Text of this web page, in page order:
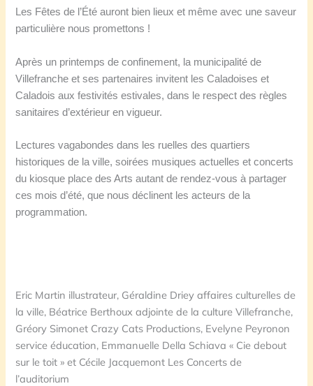
Les Fêtes de l’Été auront bien lieux et même avec une saveur
particulière nous promettons !
Après un printemps de confinement, la municipalité de
Villefranche et ses partenaires invitent les Caladoises et
Caladois aux festivités estivales, dans le respect des règles
sanitaires d’extérieur en vigueur.
Lectures vagabondes dans les ruelles des quartiers
historiques de la ville, soirées musiques actuelles et concerts
du kiosque place des Arts autant de rendez-vous à partager
ces mois d’été, que nous déclinent les acteurs de la
programmation.
Eric Martin illustrateur, Géraldine Driey affaires culturelles de
la ville, Béatrice Berthoux adjointe de la culture Villefranche,
Gréory Simonet Crazy Cats Productions, Evelyne Peyronon
service éducation, Emmanuelle Della Schiava « Cie debout
sur le toit » et Cécile Jacquemont Les Concerts de
l’auditorium